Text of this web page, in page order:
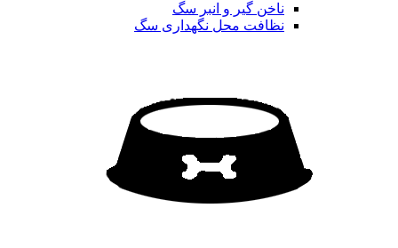
ناخن گیر و انبر سگ
نظافت محل نگهداری سگ